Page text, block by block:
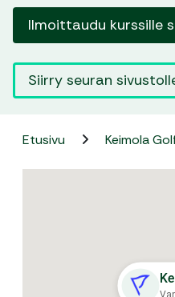
Ilmoittaudu kurssille
Siirry seuran
Etusivu Keimola